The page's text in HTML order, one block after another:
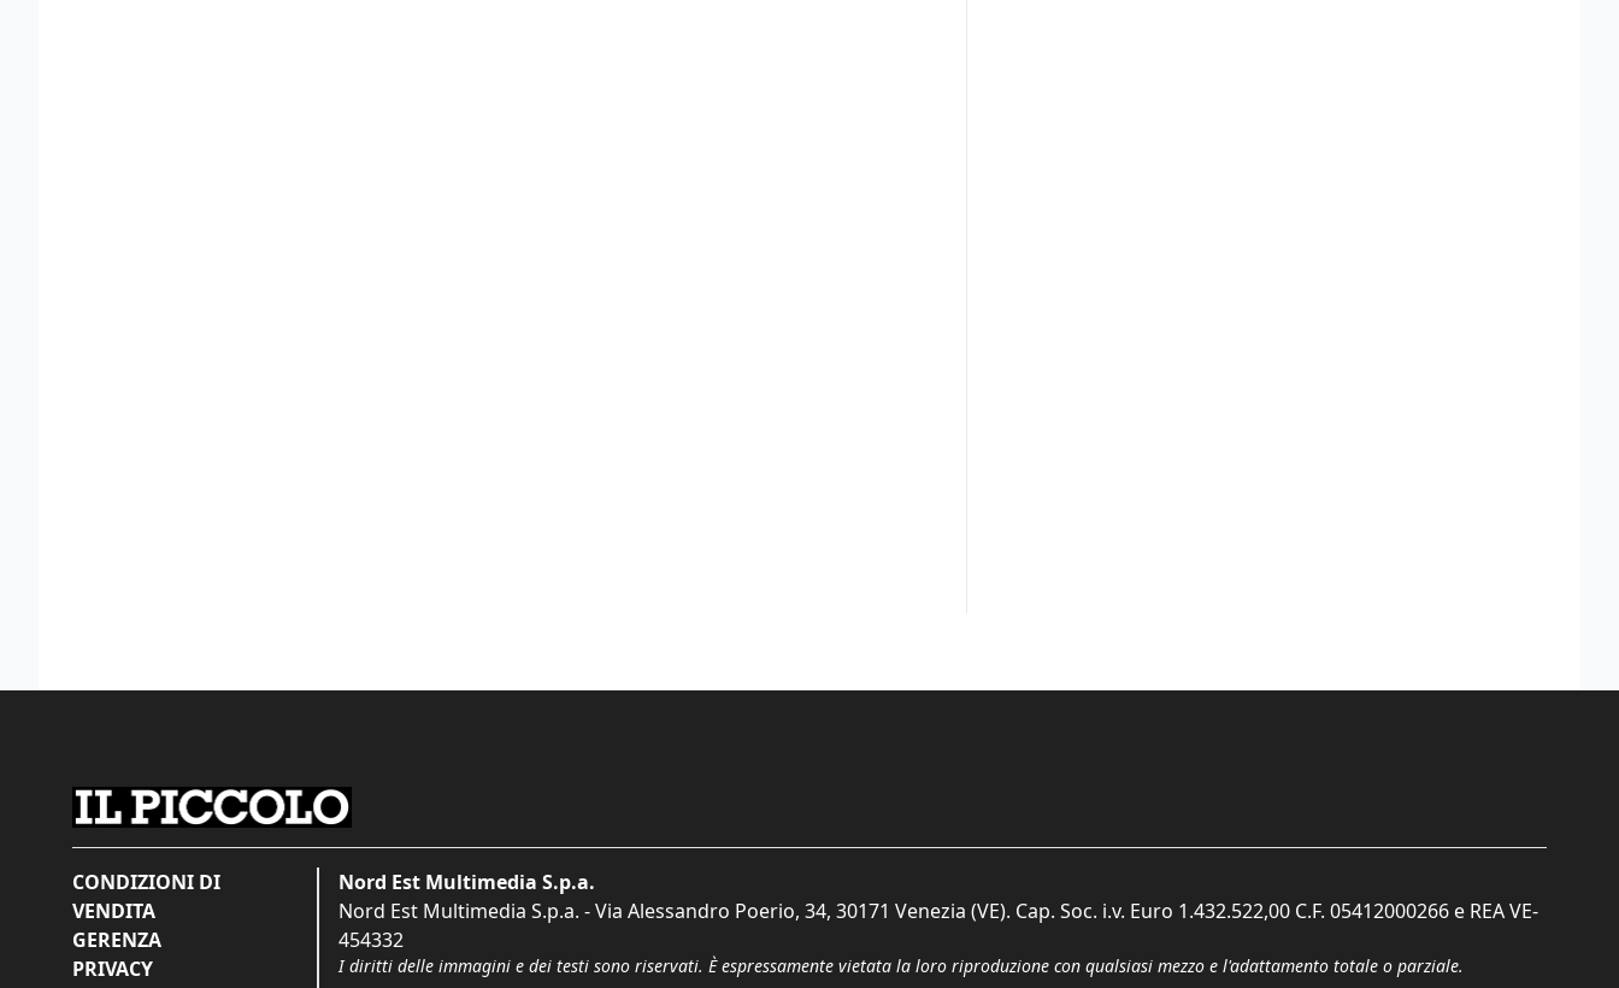
CONDIZIONI DI
VENDITA
GERENZA
PRIVACY
Nord Est Multimedia S.p.a.
Nord Est Multimedia S.p.a. - Via Alessandro Poerio, 34, 30171 Venezia (VE). Cap. Soc. i.v. Euro 1.432.522,00 C.F. 05412000266 e REA VE-
454332
I diritti delle immagini e dei testi sono riservati. È espressamente vietata la loro riproduzione con qualsiasi mezzo e l'adattamento totale o parziale.